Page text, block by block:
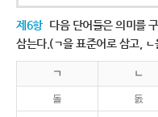
제6항 다음 단어들은 의미를
삼는다.(ㄱ을 표준어로 삼고, ㄴ
ㄱ ㄴ
돌 돐